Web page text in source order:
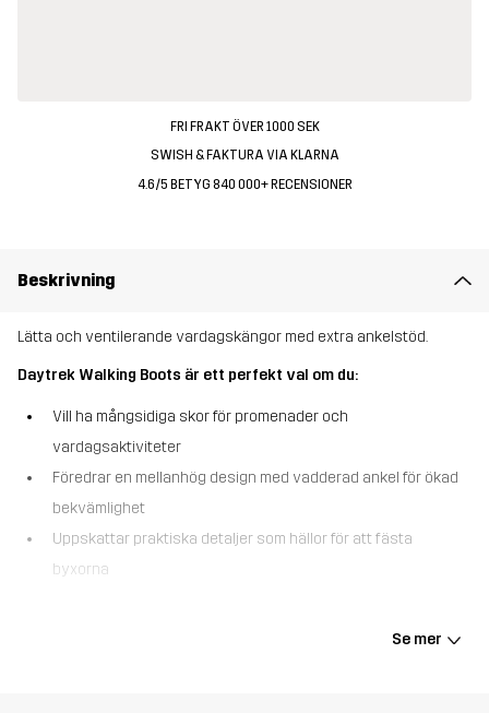
FRI FRAKT ÖVER 1000 SEK
SWISH & FAKTURA VIA KLARNA
4.6/5 BETYG 840 000+ RECENSIONER
Beskrivning
Lätta och ventilerande vardagskängor med extra ankelstöd.
Daytrek Walking Boots är ett perfekt val om du:
Vill ha mångsidiga skor för promenader och
vardagsaktiviteter
Föredrar en mellanhög design med vadderad ankel för ökad
bekvämlighet
Uppskattar praktiska detaljer som hällor för att fästa
byxorna
vardagskomfort till nästa nivå. Den mellanhöga modellen har ett
Se mer